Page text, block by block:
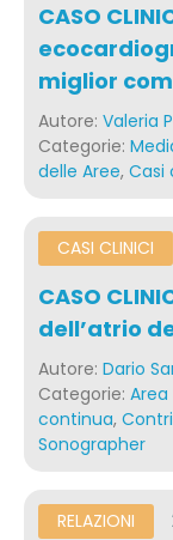
CASO
miglior
Autore: Valeria
Categorie:
delle Aree, Casi
CASI CLINICI
CASO
dell’atrio
Autore: Dario
Categorie:
continua,
Sonographer
RELAZIONI